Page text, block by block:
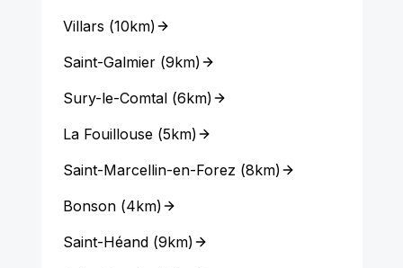
Villars (10km)
Saint-Galmier(9km)
Sury-le-Comtal(6km)
La Fouillouse(5km)
Saint-Marcellin-en-Forez (8km)
Bonson(4km)
Saint-Héand(9km)